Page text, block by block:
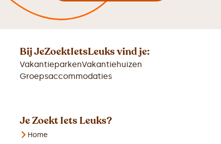
Bij JeZoektIetsLeuks vind je:
VakantieparkenVakantiehuizen
Groepsaccommodaties
Je Zoekt Iets Leuks?
Home